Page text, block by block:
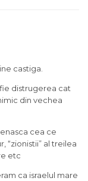
castiga.
fie distrugerea cat
din vechea
cea ce
“zionistii” al treilea
etc
ca israelul mare